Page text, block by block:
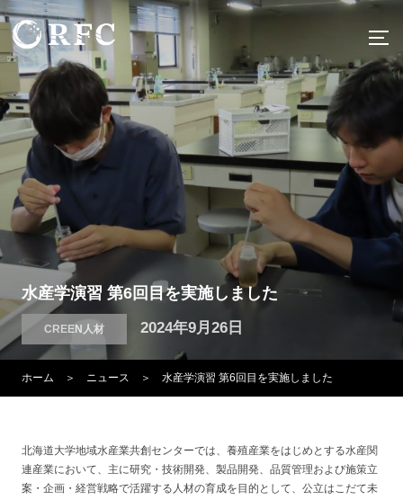
コ
ン
ン
へ
ス
キ
水産学演習 第6回目を実施しました
CREEN人材
投
日:
2024年9月26日
ホーム ＞ ニュース ＞ 水産学演習 第6回目を実施しました
北海道大学地域水産業共創センターでは、養殖産業をはじめとする水産関
連産業において、主に研究・技術開発、製品開発、品質管理および施策立
案・企画・経営戦略で活躍する人材の育成を目的として、公立はこだて未